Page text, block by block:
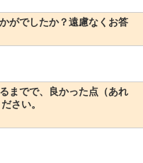
がでしたか？遠慮なくお答
までで、良かった点（あれ
さい。